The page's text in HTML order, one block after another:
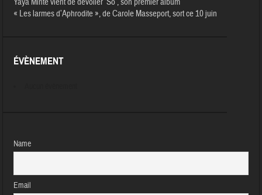
« Les larmes d’Aphrodite », de Carole Masseport, sort ce 10 juin
ÉVÈNEMENT
Name
Email